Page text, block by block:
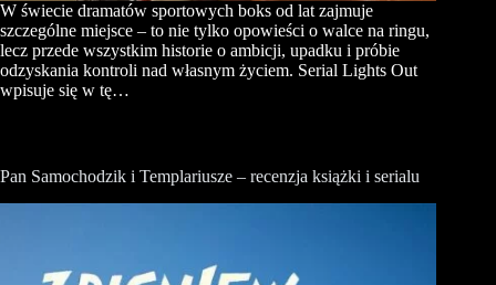
W świecie dramatów sportowych boks od lat zajmuje
szczególne miejsce – to nie tylko opowieści o walce na ringu,
lecz przede wszystkim historie o ambicji, upadku i próbie
odzyskania kontroli nad własnym życiem. Serial Lights Out
wpisuje się w tę…
Pan Samochodzik i Templariusze – recenzja książki i serialu